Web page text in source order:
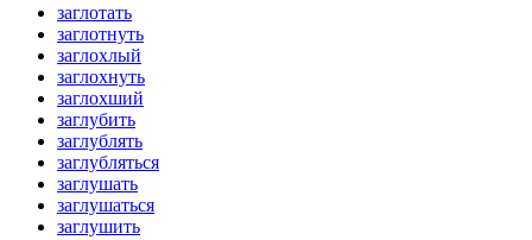
заглотать
заглотнуть
заглохлый
заглохнуть
заглохший
заглубить
заглублять
заглубляться
заглушать
заглушаться
заглушить